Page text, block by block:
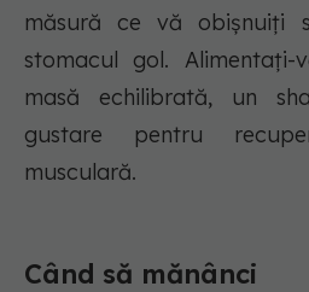
măsură ce vă obișnuiți
stomacul gol.
masă echilibrată, un
gustare pentru
musculară.
Când să mănânci